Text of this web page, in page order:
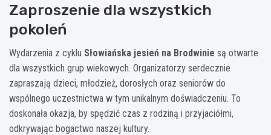
Zaproszenie dla wszystkich
pokoleń
Wydarzenia z cyklu Słowiańska jesień na Brodwinie są otwarte
dla wszystkich grup wiekowych. Organizatorzy serdecznie
zapraszają dzieci, młodzież, dorosłych oraz seniorów do
wspólnego uczestnictwa w tym unikalnym doświadczeniu. To
doskonała okazja, by spędzić czas z rodziną i przyjaciółmi,
odkrywając bogactwo naszej kultury.